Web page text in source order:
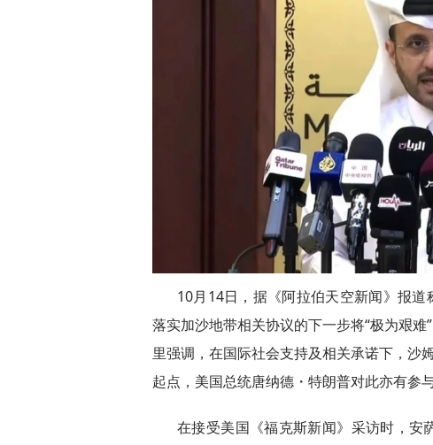
10月14日，据《阿拉伯天空新闻》报道
落实加沙地带相关协议的下一步将“极为艰
里强调，在国际社会支持及相关承诺下，沙
起点，美国总统唐纳德・特朗普对此亦有参与
在接受美国《福克斯新闻》采访时，安